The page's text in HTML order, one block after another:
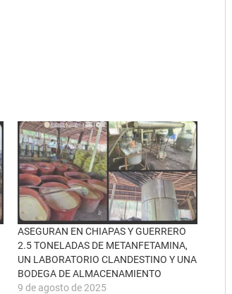
ASEGURAN EN CHIAPAS Y GUERRERO
2.5 TONELADAS DE METANFETAMINA,
UN LABORATORIO CLANDESTINO Y UNA
BODEGA DE ALMACENAMIENTO
9 de agosto de 2025